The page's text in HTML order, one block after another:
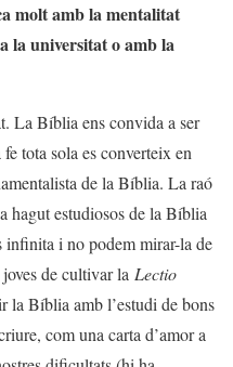
molt amb la mentalitat
la universitat o amb la
La Bíblia ens convida a ser
tota sola es converteix en
de la Bíblia. La raó
hagut estudiosos de la Bíblia
i no podem mirar-la de
de cultivar la Lectio
la Bíblia amb l’estudi de bons
com una carta d’amor a